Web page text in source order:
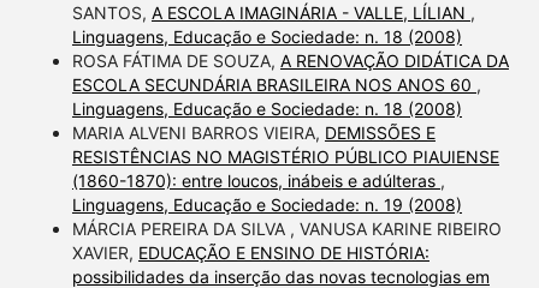
SANTOS, A ESCOLA IMAGINÁRIA - VALLE, LÍLIAN ,
Linguagens, Educação e Sociedade: n. 18 (2008)
ROSA FÁTIMA DE SOUZA, A RENOVAÇÃO DIDÁTICA DA
ESCOLA SECUNDÁRIA BRASILEIRA NOS ANOS 60 ,
Linguagens, Educação e Sociedade: n. 18 (2008)
MARIA ALVENI BARROS VIEIRA, DEMISSÕES E
RESISTÊNCIAS NO MAGISTÉRIO PÚBLICO PIAUIENSE
(1860-1870): entre loucos, inábeis e adúlteras ,
Linguagens, Educação e Sociedade: n. 19 (2008)
MÁRCIA PEREIRA DA SILVA , VANUSA KARINE RIBEIRO
XAVIER, EDUCAÇÃO E ENSINO DE HISTÓRIA:
possibilidades da inserção das novas tecnologias em